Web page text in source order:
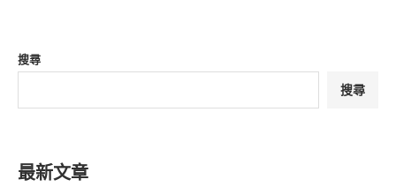
搜尋
搜尋
最新文章